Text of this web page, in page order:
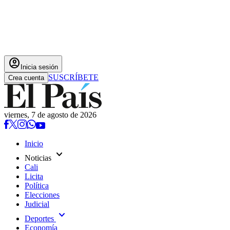
account_circle Inicia sesión
Crea cuenta SUSCRÍBETE
viernes, 7 de agosto de 2026
Inicio
Noticias expand_more
Cali
Licita
Política
Elecciones
Judicial
Deportes expand_more
Economía